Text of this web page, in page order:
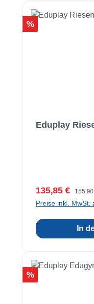
Rabatt
%
Eduplay
Verkaufspreis:
135,85 €
Preise inkl. MwSt.
In
Rabatt
%